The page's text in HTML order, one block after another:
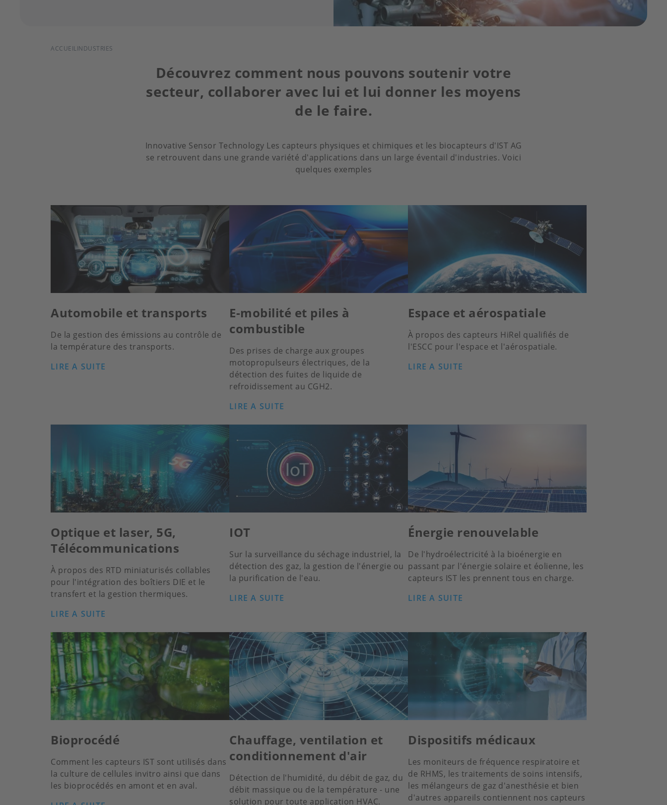
FIL
ACCUEILINDUSTRIES
Découvrez comment nous pouvons soutenir votre
secteur, collaborer avec lui et lui donner les moyens
de le faire.
Innovative Sensor Technology Les capteurs physiques et chimiques et les biocapteurs d'IST AG
se retrouvent dans une grande variété d'applications dans un large éventail d'industries. Voici
quelques exemples
Automobile et transports
De la gestion des émissions au contrôle de
la température des transports.
LIRE A SUITE
E-mobilité et piles à
combustible
Des prises de charge aux groupes
motopropulseurs électriques, de la
détection des fuites de liquide de
refroidissement au CGH2.
LIRE A SUITE
Espace et aérospatiale
À propos des capteurs HiRel qualifiés de
l'ESCC pour l'espace et l'aérospatiale.
LIRE A SUITE
Optique et laser, 5G,
Télécommunications
À propos des RTD miniaturisés collables
pour l'intégration des boîtiers DIE et le
transfert et la gestion thermiques.
LIRE A SUITE
IOT
Sur la surveillance du séchage industriel, la
détection des gaz, la gestion de l'énergie ou
la purification de l'eau.
LIRE A SUITE
Énergie renouvelable
De l'hydroélectricité à la bioénergie en
passant par l'énergie solaire et éolienne, les
capteurs IST les prennent tous en charge.
LIRE A SUITE
Bioprocédé
Comment les capteurs IST sont utilisés dans
la culture de cellules invitro ainsi que dans
les bioprocédés en amont et en aval.
Chauffage, ventilation et
conditionnement d'air
Détection de l'humidité, du débit de gaz, du
débit massique ou de la température - une
solution pour toute application HVAC.
Dispositifs médicaux
Les moniteurs de fréquence respiratoire et
de RHMS, les traitements de soins intensifs,
les mélangeurs de gaz d'anesthésie et bien
d'autres appareils contiennent nos capteurs